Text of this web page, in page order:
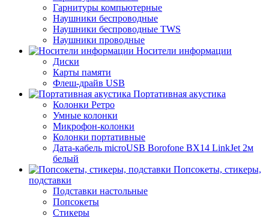
Гарнитуры компьютерные
Наушники беспроводные
Наушники беспроводные TWS
Наушники проводные
Носители информации
Диски
Карты памяти
Флеш-драйв USB
Портативная акустика
Колонки Ретро
Умные колонки
Микрофон-колонки
Колонки портативные
Дата-кабель microUSB Borofone BX14 LinkJet 2м
белый
Попсокеты, стикеры,
подставки
Подставки настольные
Попсокеты
Стикеры